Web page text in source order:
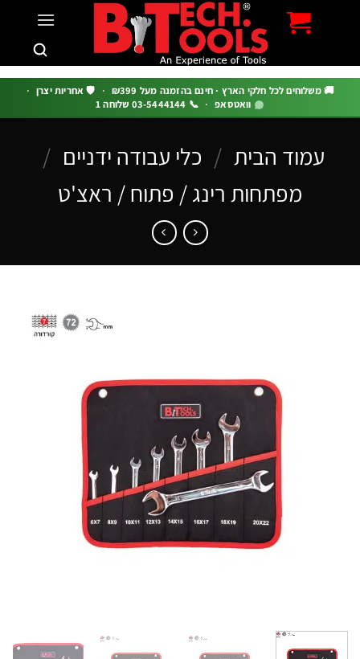
משלוחים לכל חלקי הארץ · חינם בהזמנה מעל ₪399 · 🛡️ אחריות יצרן ·
וואטסאפ · 📞 03-5444144 שלוחה 1
עמוד הבית / כלי עבודה ידניים /
מפתחות רינג / פתוח / ראצ'ט